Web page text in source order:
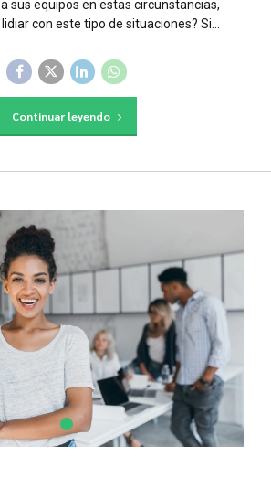
sus equipos en estas circunstancias,
con este tipo de situaciones? Si...
Continuar leyendo